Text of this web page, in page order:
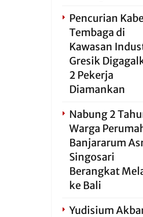
Pencurian
Tembaga di
Kawasan
Gresik
2 Pekerja
Diamankan
Nabung 2
Warga
Banjararum
Singosari
Berangkat
ke Bali
Yudisium